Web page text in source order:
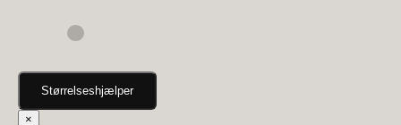
Størrelseshjælper
×